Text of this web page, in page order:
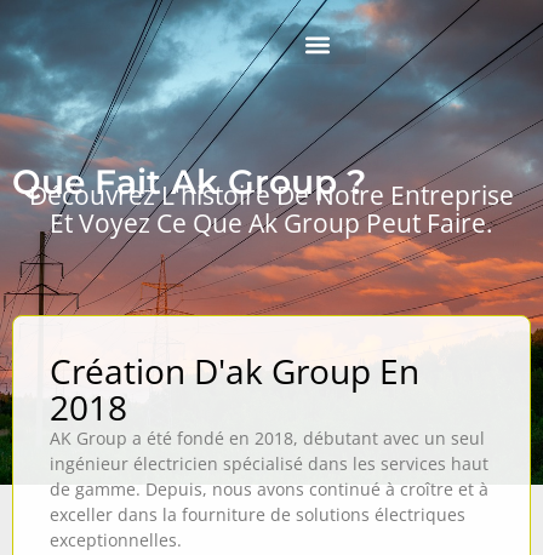
Aller
au
contenu
Que Fait Ak Group ?
Découvrez L'histoire De Notre Entreprise
Et Voyez Ce Que Ak Group Peut Faire.
Création D'ak Group En
2018
AK Group a été fondé en 2018, débutant avec un seul
ingénieur électricien spécialisé dans les services haut
de gamme. Depuis, nous avons continué à croître et à
exceller dans la fourniture de solutions électriques
exceptionnelles.